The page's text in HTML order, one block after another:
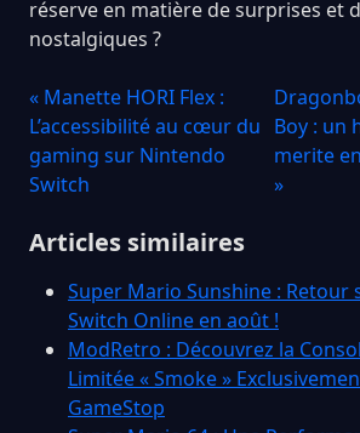
réserve en matière de surprises et
nostalgiques ?
« Manette HORI Flex :
L’accessibilité au cœur du
gaming sur Nintendo
Switch
Boy : un
merite
»
Articles similaires
Super Mario Sunshine : Retour
Switch Online en août !
ModRetro : Découvrez la
Limitée « Smoke »
GameStop